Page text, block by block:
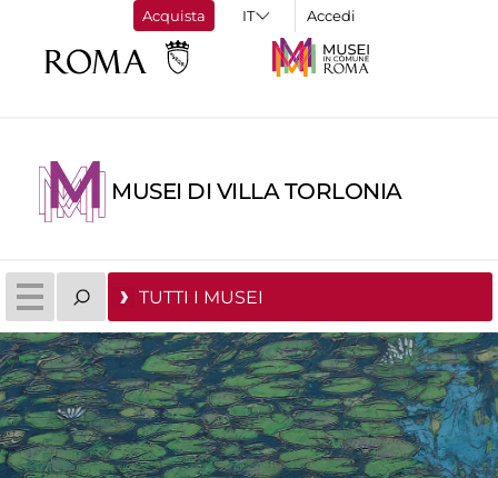
Acquista Accedi
MUSEI DI VILLA TORLONIA
TUTTI I MUSEI